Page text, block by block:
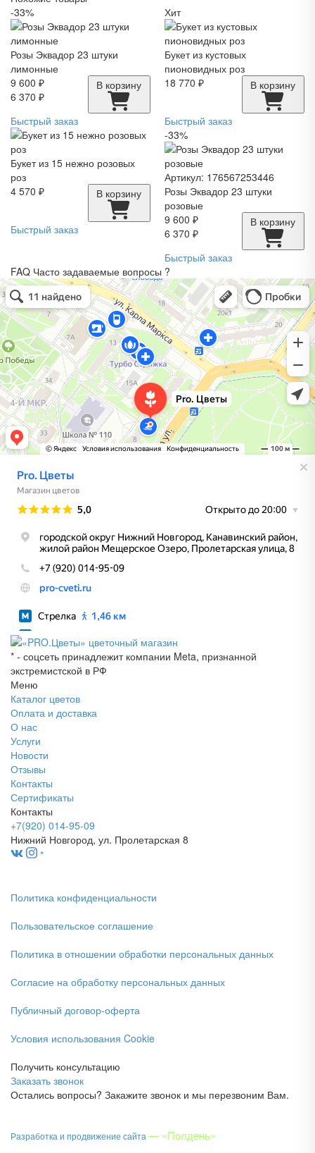
-33%
Розы Эквадор 23 штуки
лимонные
9 600 ₽
6 370 ₽
В корзину
Быстрый заказ
Хит
Букет из кустовых
пионовидных роз
18 770 ₽
В корзину
Быстрый заказ
Букет из 15 нежно розовых
роз
4 570 ₽
В корзину
Быстрый заказ
-33%
Артикул: 176567253446
Розы Эквадор 23 штуки
розовые
9 600 ₽
6 370 ₽
В корзину
Быстрый заказ
FAQ Часто задаваемые вопросы ?
Pro. Цветы
Магазин цветов в Нижнем Новгороде
Доставка цветов и букетов в Нижнем Новгороде
* - соцсеть принадлежит компании Meta, признанной
экстремистской в РФ
Меню
Каталог цветов
Оплата и доставка
О нас
Услуги
Новости
Отзывы
Контакты
Сертификаты
Контакты
+7(920) 014-95-09
Нижний Новгород, ул. Пролетарская 8
*
Политика конфиденциальности
Пользовательское соглашение
Политика в отношении обработки персональных данных
Согласие на обработку персональных данных
Публичный договор-оферта
Условия использования Cookie
Получить консультацию
Заказать звонок
Остались вопросы? Закажите звонок и мы перезвоним Вам.
Разработка и продвижение сайта— «Полдень»